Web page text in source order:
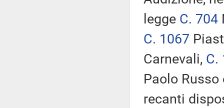
legge C. 704
C. 1067
Carnevali, C.
Paolo
recanti